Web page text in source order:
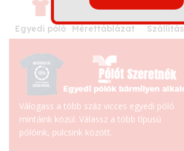
Egyedi póló Mérettáblázat Szállítás
Válogass a több száz vicces egyedi póló
mintáink közül. Válassz a több típusú
pólóink, pulcsink között.